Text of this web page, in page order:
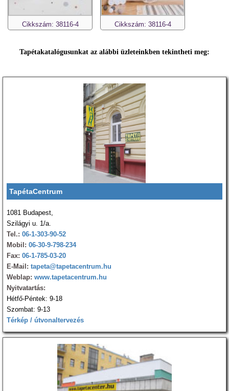
Cikkszám: 38116-4 Cikkszám: 38116-4
Tapétakatalógusunkat az alábbi üzleteinkben tekintheti meg:
TapétaCentrum
1081 Budapest,
Szilágyi u. 1/a.
Tel.: 06-1-303-90-52
Mobil: 06-30-9-798-234
Fax: 06-1-785-03-20
E-Mail: tapeta@tapetacentrum.hu
Weblap: www.tapetacentrum.hu
Nyitvatartás:
Hétfő-Péntek: 9-18
Szombat: 9-13
Térkép / útvonaltervezés